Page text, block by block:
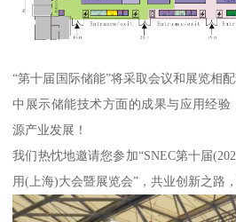
“第十届国际储能”将采取会议和展览相
中展示储能技术方面的成果与应用经
源产业发展！
我们热忱地邀请您参加“SNEC第十届
用(上海)大会暨展览会”，共业创新之路